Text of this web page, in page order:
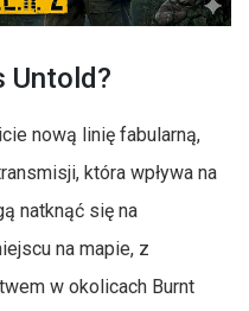
Untold?
nową linię fabularną,
która wpływa na
natknąć się na
na mapie, z
w okolicach Burnt